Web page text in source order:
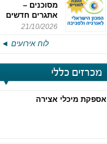
מסוכנים –
אתגרים חדשים
והערכות לחוק
מחזור 4
21/10/2026
לוח אירועים ◄
מכרזים כללי
אספקת מיכלי אצירה